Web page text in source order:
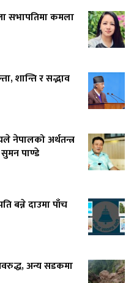
सभापतिमा कमला
शान्ति र सद्भाव
नेपालको अर्थतन्त्र
पाण्डे
बन्ने दाउमा पाँच
अन्य सडकमा